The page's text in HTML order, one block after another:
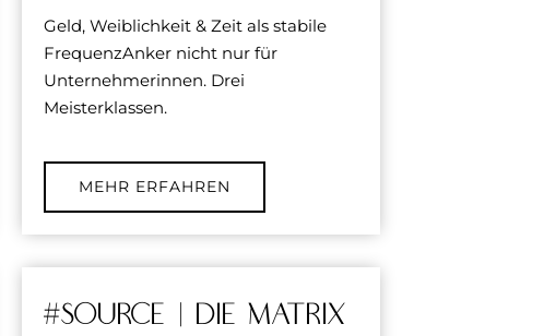
Geld, Weiblichkeit & Zeit als stabile
FrequenzAnker nicht nur für
Unternehmerinnen. Drei
Meisterklassen.
MEHR ERFAHREN
#source | DIE MATRIX